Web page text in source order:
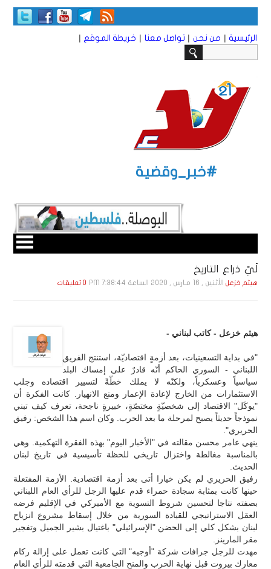
الرئيسية | من نحن | تواصل معنا | خريطة الموقع |
#خبر_وقضية
لَيّ ذراع التاريخ
هيثم خزعل الأثنين , 16 مـارس , 2020 الساعة 7:38:44 PM 0 تعليقات
هيثم خزعل - كاتب لبناني -
"في بداية التسعينيات، بعد أزمةٍ اقتصاديّة، استنتج الفريق
اللبناني - السوري الحاكم أنّه قادرٌ على إمساك البلد
سياسياً وعسكرياً، ولكنّه لا يملك خطّةً لتسيير اقتصاده وجلب
الاستثمارات من الخارج لإعادة الإعمار ومنع الانهيار. كانت الفكرة أن
"يوكَل" الاقتصاد إلى شخصيّةٍ مختصّةٍ، خبيرةٍ ناجحة، تعرف كيف تبني
نموذجاً حديثاً يصبح لمرحلة ما بعد الحرب. وكان اسم هذا الشخص: رفيق
الحريري".
ينهي عامر محسن مقالته في "الأخبار اليوم" بهذه الفقرة التهكمية. وهي
بالمناسبة مغالطة واختزال تاريخي للحظة تأسيسية في تاريخ لبنان
الحديث.
رفيق الحريري لم يكن خيارا أتى بعد أزمة اقتصادية. الأزمة المفتعلة
حينها كانت بمثابة سجادة حمراء قدم عليها الرجل للرأي العام اللبناني
بصفته نتاجا لتحسين شروط التسوية مع الأميركي في الإقليم فرضه
العقل الاستراتيجي للقيادة السورية من خلال إسقاط مشروع انزياح
لبنان بشكل كلي إلى الحضن "الإسرائيلي" باغتيال بشير الجميل وتفجير
مقر المارينز.
مهدت للرجل جرافات شركة "أوجيه" التي كانت تعمل على إزالة ركام
معارك بيروت قبل نهاية الحرب والمنح الجامعية التي قدمته للرأي العام